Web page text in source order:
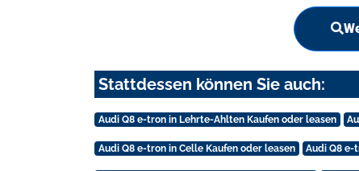
Stattdessen können Sie auch:
Audi Q8 e-tron in Lehrte-Ahlten Kaufen oder leasen
Audi Q8 e-tron in Celle Kaufen oder leasen Audi Q8 e-